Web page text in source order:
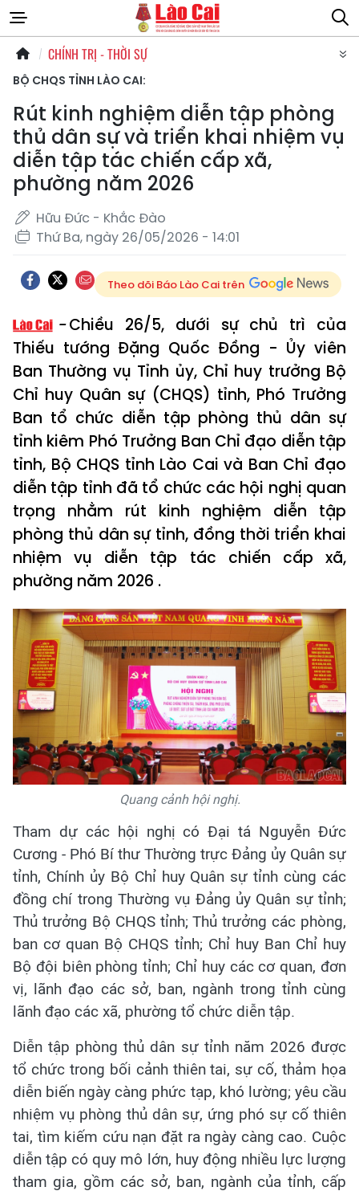
CHÍNH TRỊ - THỜI SỰ
BỘ CHQS TỈNH LÀO CAI:
Rút kinh nghiệm diễn tập phòng
thủ dân sự và triển khai nhiệm vụ
diễn tập tác chiến cấp xã,
phường năm 2026
Hữu Đức - Khắc Đào
Thứ Ba, ngày 26/05/2026 - 14:01
Theo dõi Báo Lào Cai trên
Chiều 26/5, dưới sự chủ trì của
Thiếu tướng Đặng Quốc Đồng - Ủy viên
Ban Thường vụ Tỉnh ủy, Chỉ huy trưởng Bộ
Chỉ huy Quân sự (CHQS) tỉnh, Phó Trưởng
Ban tổ chức diễn tập phòng thủ dân sự
tỉnh kiêm Phó Trưởng Ban Chỉ đạo diễn tập
tỉnh, Bộ CHQS tỉnh Lào Cai và Ban Chỉ đạo
diễn tập tỉnh đã tổ chức các hội nghị quan
trọng nhằm rút kinh nghiệm diễn tập
phòng thủ dân sự tỉnh, đồng thời triển khai
nhiệm vụ diễn tập tác chiến cấp xã,
phường năm 2026 .
Quang cảnh hội nghị.
Tham dự các hội nghị có Đại tá Nguyễn Đức
Cương - Phó Bí thư Thường trực Đảng ủy Quân sự
tỉnh, Chính ủy Bộ Chỉ huy Quân sự tỉnh cùng các
đồng chí trong Thường vụ Đảng ủy Quân sự tỉnh;
Thủ trưởng Bộ CHQS tỉnh; Thủ trưởng các phòng,
ban cơ quan Bộ CHQS tỉnh; Chỉ huy Ban Chỉ huy
Bộ đội biên phòng tỉnh; Chỉ huy các cơ quan, đơn
vị, lãnh đạo các sở, ban, ngành trong tỉnh cùng
lãnh đạo các xã, phường tổ chức diễn tập.
Diễn tập phòng thủ dân sự tỉnh năm 2026 được
tổ chức trong bối cảnh thiên tai, sự cố, thảm họa
diễn biến ngày càng phức tạp, khó lường; yêu cầu
nhiệm vụ phòng thủ dân sự, ứng phó sự cố thiên
tai, tìm kiếm cứu nạn đặt ra ngày càng cao. Cuộc
diễn tập có quy mô lớn, huy động nhiều lực lượng
tham gia, gồm các sở, ban, ngành của tỉnh, cấp